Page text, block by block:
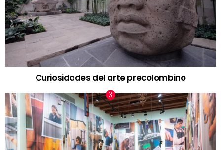
Curiosidades del arte precolombino